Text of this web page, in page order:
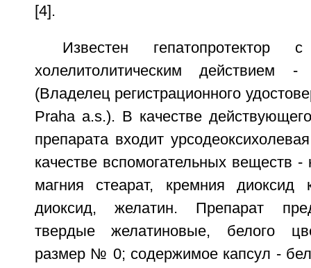
[4].
Известен
холелитолитическим действием
(Владелец регистрационного
Praha a.s.). В качестве
препарата входит
качестве вспомогательных веществ -
магния стеарат, кремния диоксид
диоксид, желатин. Препарат
твердые желатиновые, белого
размер № 0; содержимое капсул -